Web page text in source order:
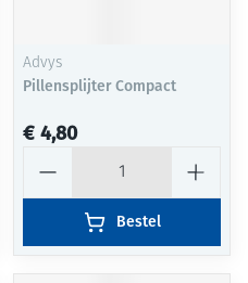
Advys
Pillensplijter Compact
€ 4,80
Bestel